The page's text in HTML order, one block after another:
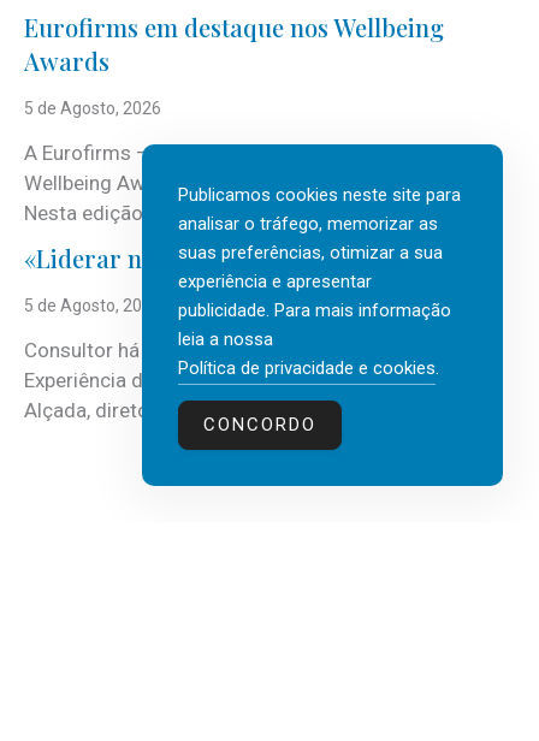
Eurofirms em destaque nos Wellbeing
Awards
5 de Agosto, 2026
A Eurofirms – People first está de regresso aos
Wellbeing Awards, integrando o Top Wellbeing 2026.
Nesta edição, a multinacional...
«Liderar não é um talento místico.»
5 de Agosto, 2026
Consultor há mais de três décadas nas áreas de
Experiência do Cliente, Vendas e Liderança, Manuel
Alçada, diretor executivo da...
Publicamos cookies neste site para
analisar o tráfego, memorizar as
suas preferências, otimizar a sua
experiência e apresentar
publicidade. Para mais informação
leia a nossa
Política de privacidade e cookies.
CONCORDO